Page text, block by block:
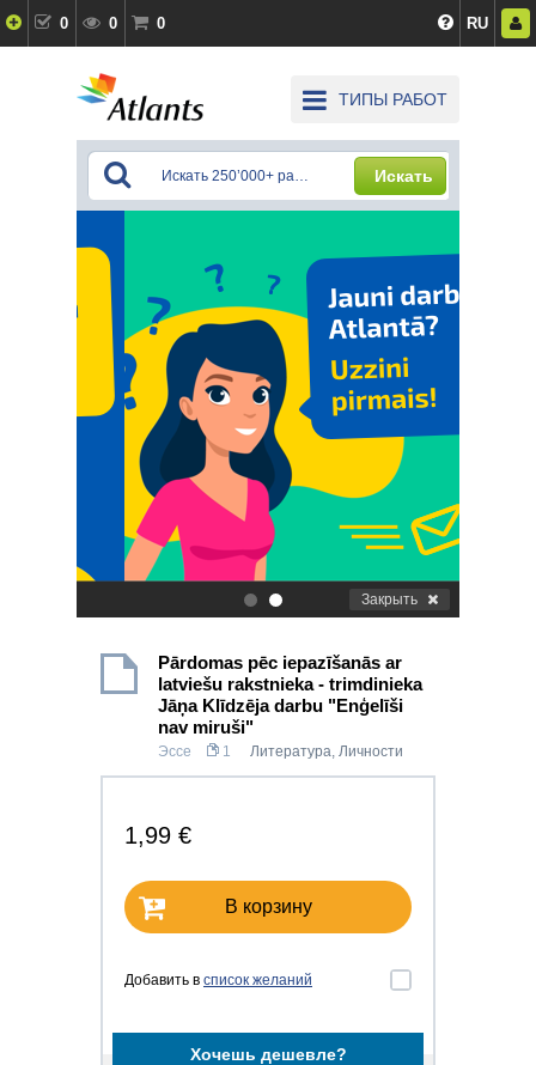
0 0 0 RU
ТИПЫ РАБОТ
Искать
. Закрыть
Pārdomas pēc iepazīšanās ar
latviešu rakstnieka - trimdinieka
Jāņa Klīdzēja darbu "Enģelīši
nav miruši"
Эссе 1 Литература, Личности
1,99 €
В корзину
Добавить в список желаний
Хочешь дешевле?